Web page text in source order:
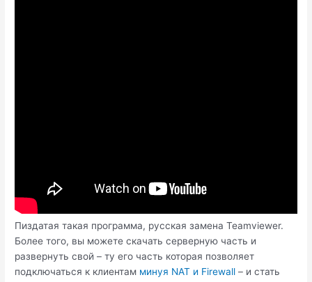
Пиздатая такая программа, русская замена Teamviewer.
Более того, вы можете скачать серверную часть и
развернуть свой – ту его часть которая позволяет
подключаться к клиентам минуя NAT и Firewall – и стать